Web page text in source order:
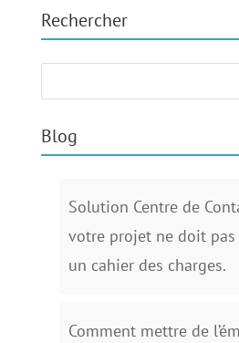
Rechercher
Blog
Solution Centre de
votre projet ne doit pas
un cahier des charges.
Comment mettre de